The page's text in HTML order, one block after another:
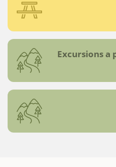
Excursions a